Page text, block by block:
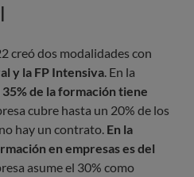
creó dos modalidades con
y la FP Intensiva . En la
de la formación tiene
cubre hasta un 20% de los
hay un contrato. En la
en empresas es del
asume el 30% como